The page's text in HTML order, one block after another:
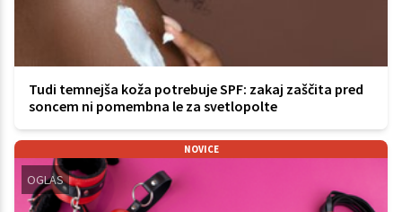
Tudi temnejša koža potrebuje SPF: zakaj zaščita pred
soncem ni pomembna le za svetlopolte
NOVICE
OGLAS